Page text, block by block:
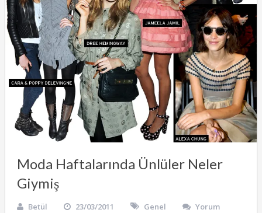
Moda Haftalarında Ünlüler Neler
Giymiş
Betül 23/03/2011 Genel
Yorum